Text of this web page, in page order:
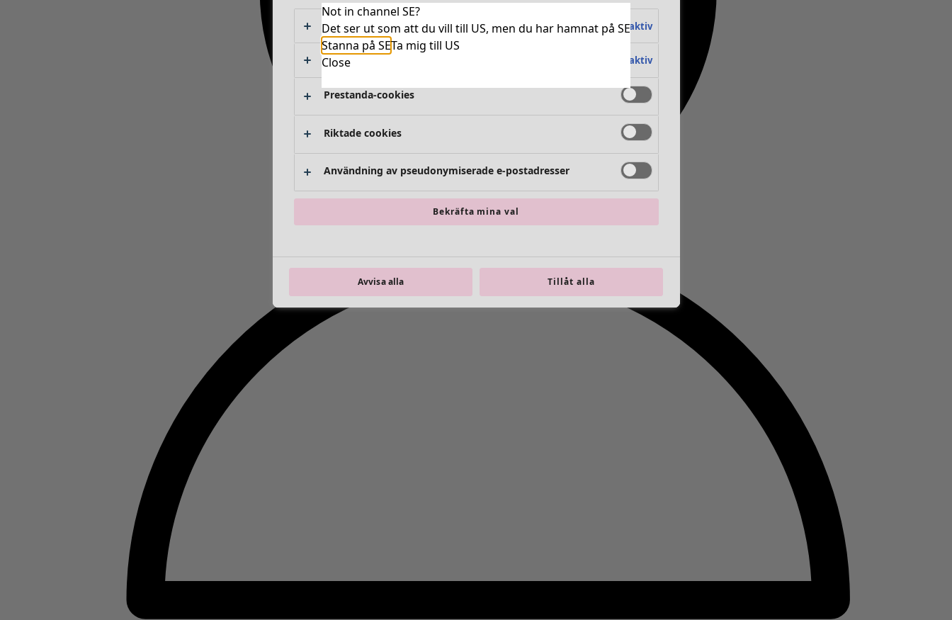
Not in channel SE?
Det ser ut som att du vill till US, men du har hamnat på SE
Stanna på SETa mig till US
Close
Absolut nödvändiga cookies Alltid aktiv
Funktionella cookies Alltid aktiv
Prestanda-cookies
Riktade cookies
Användning av pseudonymiserade e-postadresser
Bekräfta mina val
Avvisa alla Tillåt alla